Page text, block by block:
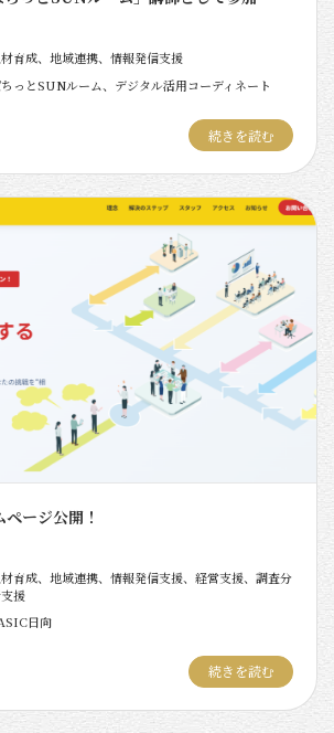
育成、 地域連携、 情報発信支援
っとSUNルーム、 デジタル活用コーディネート
続きを読む
ージ公開！
育成、 地域連携、 情報発信支援、 経営支援、 調査分
援
日向
続きを読む